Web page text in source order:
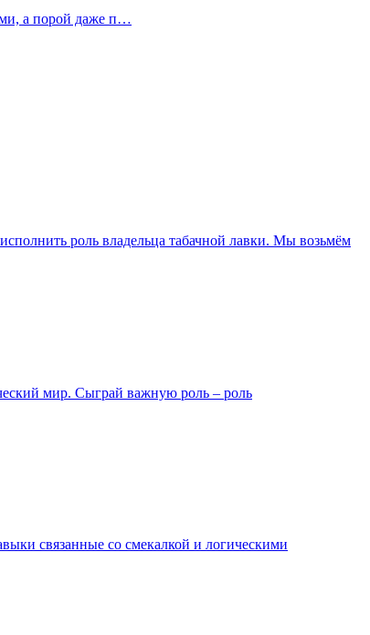
а порой даже п…
роль владельца табачной лавки. Мы возьмём
мир. Сыграй важную роль – роль
связанные со смекалкой и логическими